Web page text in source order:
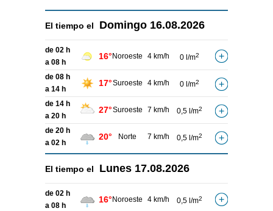
El tiempo el Domingo 16.08.2026
de 02 h
a 08 h
16° Noroeste 4 km/h 0 l/m2
de 08 h
a 14 h
17°Suroeste 4 km/h 0 l/m2
de 14 h
a 20 h
27°Suroeste 7 km/h 0,5 l/m2
de 20 h
a 02 h
20° Norte 7 km/h 0,5 l/m2
El tiempo el Lunes 17.08.2026
de 02 h
a 08 h
16° Noroeste 4 km/h 0,5 l/m2